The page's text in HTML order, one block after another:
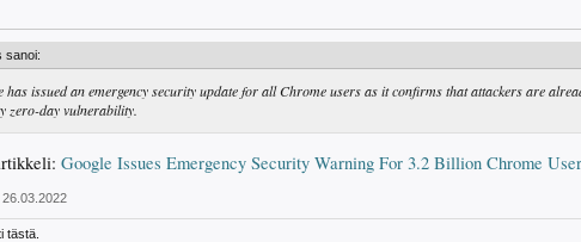
sanoi:
has issued an emergency security update for all Chrome users as it confirms that attackers are
zero-day vulnerability.
Google Issues Emergency Security Warning For 3.2 Billion Chrome
26.03.2022
tästä.